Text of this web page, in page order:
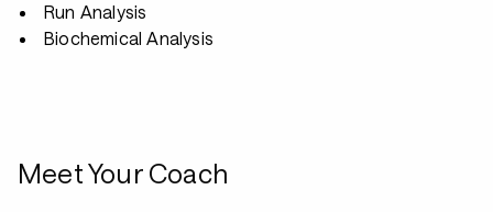
Run Analysis
Biochemical Analysis
Meet Your Coach